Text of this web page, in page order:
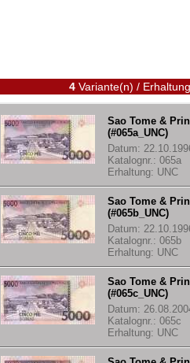
4Variante(n) /
Sao Tome &
(#065a_UNC)
Datum:
Katalognr.: 065a
Erhaltung: UNC
Sao Tome &
(#065b_UNC)
Datum:
Katalognr.: 065b
Erhaltung: UNC
Sao Tome &
(#065c_UNC)
Datum:
Katalognr.: 065c
Erhaltung: UNC